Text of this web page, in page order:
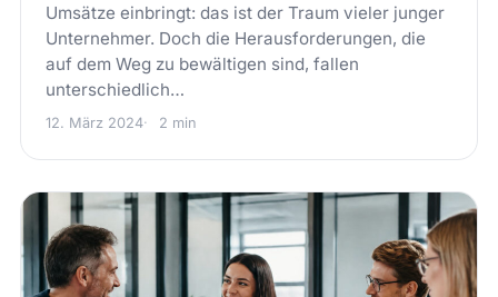
Umsätze einbringt: das ist der Traum vieler junger
Unternehmer. Doch die Herausforderungen, die
auf dem Weg zu bewältigen sind, fallen
unterschiedlich…
12. März 2024 2 min